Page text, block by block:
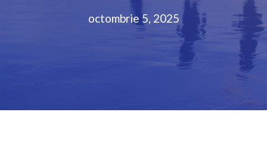
octombrie 5, 2025